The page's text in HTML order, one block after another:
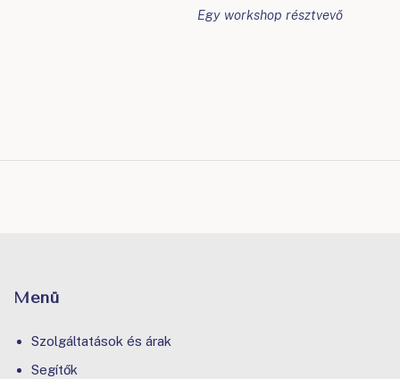
Egy workshop résztvevő
Menü
Szolgáltatások és árak
Segítők